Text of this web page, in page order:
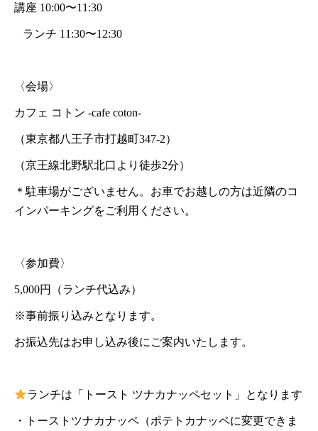
講座 10:00〜11:30
ランチ 11:30〜12:30
〈会場〉
カフェ コトン -cafe coton-
（東京都八王子市打越町347-2）
（京王線北野駅北口より徒歩2分）
＊駐車場がございません。お車でお越しの方は近隣のコ
インパーキングをご利用ください。
〈参加費〉
5,000円（ランチ代込み）
※事前振り込みとなります。
お振込先はお申し込み後にご案内いたします。
ランチは「トースト ツナカナッペセット」となります
・トーストツナカナッペ（ポテトカナッペに変更できま